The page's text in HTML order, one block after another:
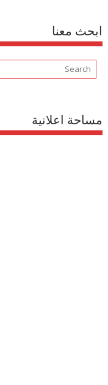
ابحث معنا
مساحة اعلانية